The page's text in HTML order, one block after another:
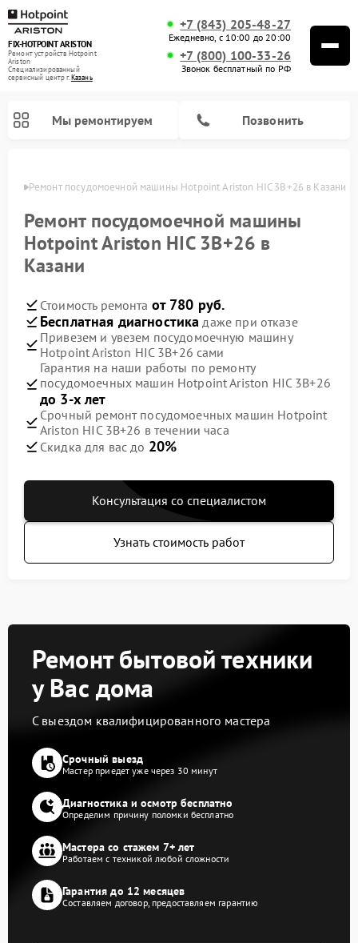
FIX-HOTPOINT ARISTON
Ремонт устройств Hotpoint
Ariston
Специализированный
cервисный центр г.Казань
+7 (843) 205-48-27
Ежедневно, с 10:00 до 20:00
+7 (800) 100-33-26
Звонок бесплатный по РФ
Мы ремонтируем Позвонить
Ремонт посудомоечной машины Hotpoint Ariston HIC 3B+26 в Казани
Ремонт посудомоечной машины
Hotpoint Ariston HIC 3B+26 в
Казани
Стоимость ремонта от 780 руб.
Бесплатная диагностика даже при отказе
Привезем и увезем посудомоечную машину
Hotpoint Ariston HIC 3B+26 сами
Гарантия на наши работы по ремонту
посудомоечных машин Hotpoint Ariston HIC 3B+26
до 3-х лет
Срочный ремонт посудомоечных машин Hotpoint
Ariston HIC 3B+26 в течении часа
Скидка для вас до 20%
Консультация со специалистом
Узнать стоимость работ
Ремонт бытовой техники
у Вас дома
С выездом квалифицированного мастера
Срочный выезд
Мастер приедет уже через 30 минут
Диагностика и осмотр бесплатно
Определим причину поломки бесплатно
Мастера со стажем 7+ лет
Работаем с техникой любой сложности
Гарантия до 12 месяцев
Составляем договор, предоставляем гарантию